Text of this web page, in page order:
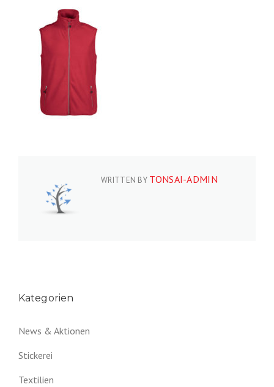
WRITTEN BY TONSAI-ADMIN
Kategorien
News & Aktionen
Stickerei
Textilien